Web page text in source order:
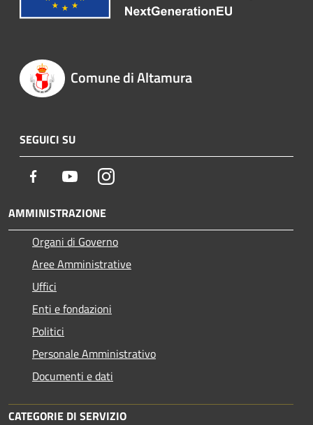
Comune di Altamura
SEGUICI SU
Facebook YoutubeInstagram
AMMINISTRAZIONE
Organi di Governo
Aree Amministrative
Uffici
Enti e fondazioni
Politici
Personale Amministrativo
Documenti e dati
CATEGORIE DI SERVIZIO